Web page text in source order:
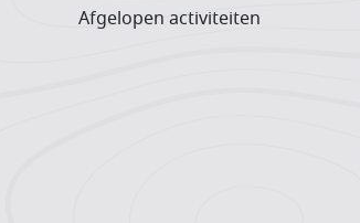
Afgelopen activiteiten